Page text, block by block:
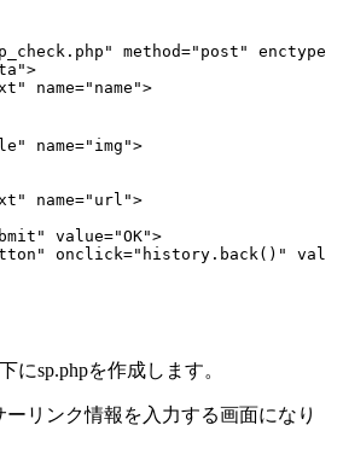
にsp.phpを作成します。
リンク情報を入力する画面になり